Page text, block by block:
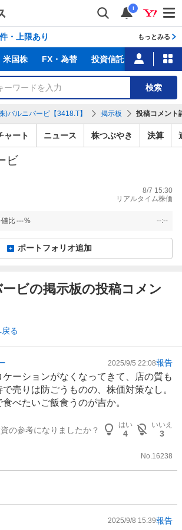
i
・上限あり もっとみる
米国株 FX・為替 投資信託 ニュース
検索
)バルニバービ【3418.T】 掲示板 投稿コメント
ャート ニュース 株つぶやき 決算
ビ
8/7 15:30
リアルタイム株価
比---% --:--
ポートフォリオ追加
ビの掲示板の投稿コメン
る
2025/9/5 22:08報告
ーションがなくなってきて、店の質も
売りは防ごうものの、株価対策なし。
べたいご飯食うのが吉か。
の参考になりましたか？
はい
4
いいえ
3
No.16238
2025/9/8 15:39報告